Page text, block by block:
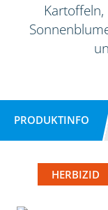
PRODUKTINFO
HERBIZID